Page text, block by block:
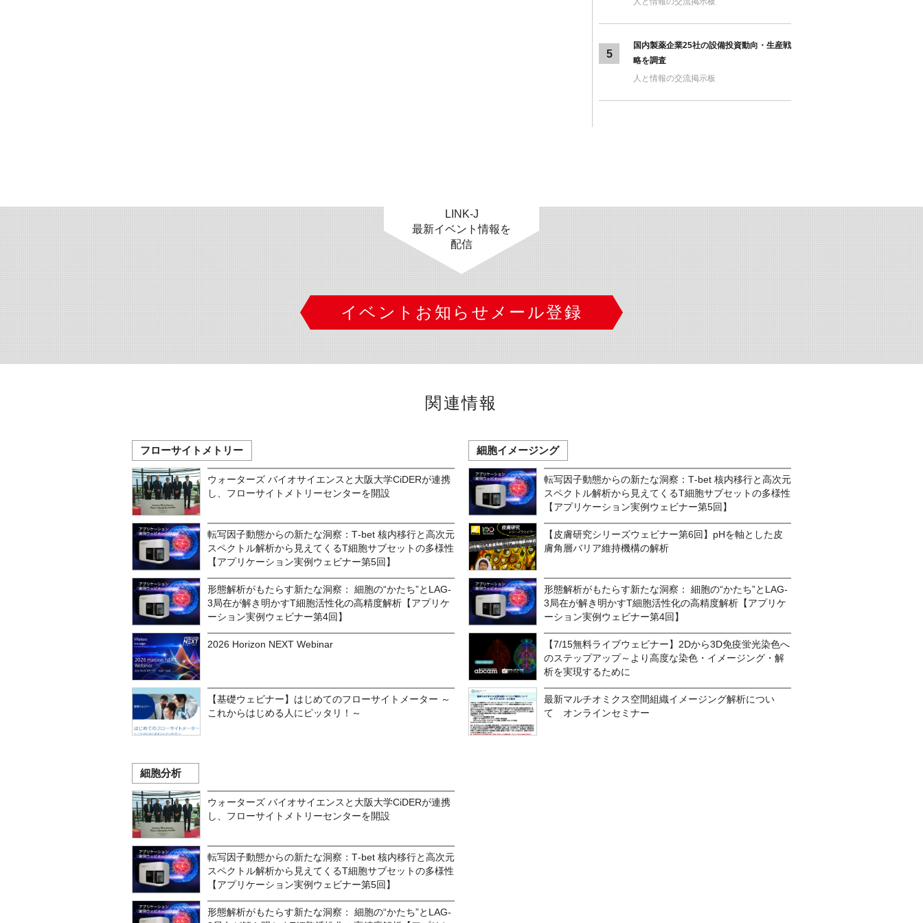
5
国内製薬企業25社の設備投資動向・生産戦
略を調査
人と情報の交流掲示板
LINK-J
最新イベント情報を
配信
イベントお知らせメール登録
関連情報
フローサイトメトリー
ウォーターズ バイオサイエンスと大阪大学CiDERが連携
し、フローサイトメトリーセンターを開設
転写因子動態からの新たな洞察：T‑bet 核内移行と高次元
スペクトル解析から見えてくるT細胞サブセットの多様性
【アプリケーション実例ウェビナー第5回】
形態解析がもたらす新たな洞察： 細胞の“かたち”とLAG-
3局在が解き明かすT細胞活性化の高精度解析【アプリケ
ーション実例ウェビナー第4回】
2026 Horizon NEXT Webinar
【基礎ウェビナー】はじめてのフローサイトメーター ～
これからはじめる人にピッタリ！～
細胞イメージング
転写因子動態からの新たな洞察：T‑bet 核内移行と高次元
スペクトル解析から見えてくるT細胞サブセットの多様性
【アプリケーション実例ウェビナー第5回】
【皮膚研究シリーズウェビナー第6回】pHを軸とした皮
膚角層バリア維持機構の解析
形態解析がもたらす新たな洞察： 細胞の“かたち”とLAG-
3局在が解き明かすT細胞活性化の高精度解析【アプリケ
ーション実例ウェビナー第4回】
【7/15無料ライブウェビナー】2Dから3D免疫蛍光染色へ
のステップアップ～より高度な染色・イメージング・解
析を実現するために
最新マルチオミクス空間組織イメージング解析につい
て オンラインセミナー
細胞分析
ウォーターズ バイオサイエンスと大阪大学CiDERが連携
し、フローサイトメトリーセンターを開設
転写因子動態からの新たな洞察：T‑bet 核内移行と高次元
スペクトル解析から見えてくるT細胞サブセットの多様性
【アプリケーション実例ウェビナー第5回】
形態解析がもたらす新たな洞察： 細胞の“かたち”とLAG-